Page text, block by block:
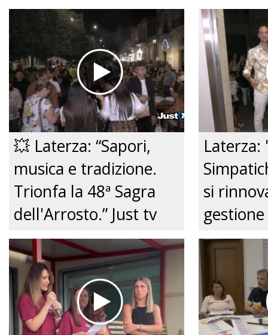
💥 Laterza: “Sapori,
musica e tradizione.
Trionfa la 48ª Sagra
dell'Arrosto.” Just tv
Laterza:
si
per
piccoli."